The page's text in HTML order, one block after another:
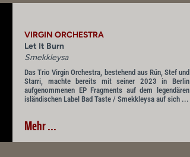
VIRGIN ORCHESTRA
Let It Burn
Smekkleysa
Das Trio Virgin Orchestra, bestehend aus Rún, Stef und
Starri, machte bereits mit seiner 2023 in Berlin
aufgenommenen EP Fragments auf dem legendären
isländischen Label Bad Taste / Smekkleysa auf sich ...
Mehr ...